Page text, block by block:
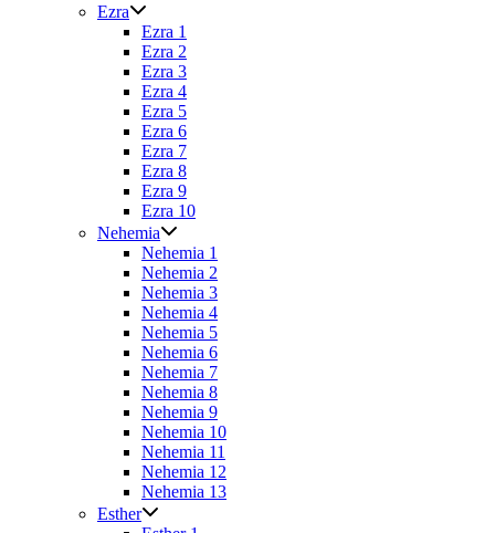
Ezra
Ezra 1
Ezra 2
Ezra 3
Ezra 4
Ezra 5
Ezra 6
Ezra 7
Ezra 8
Ezra 9
Ezra 10
Nehemia
Nehemia 1
Nehemia 2
Nehemia 3
Nehemia 4
Nehemia 5
Nehemia 6
Nehemia 7
Nehemia 8
Nehemia 9
Nehemia 10
Nehemia 11
Nehemia 12
Nehemia 13
Esther